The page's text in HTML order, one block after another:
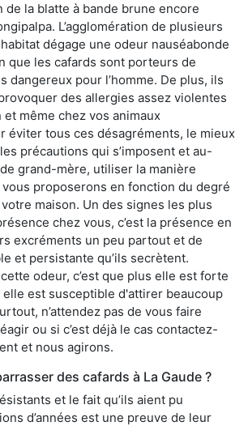
de la blatte à bande brune encore
L’agglomération de plusieurs
dégage une odeur nauséabonde
que les cafards sont porteurs de
dangereux pour l’homme. De plus, ils
des allergies assez violentes
et même chez vos animaux
éviter tous ces désagréments, le mieux
précautions qui s’imposent et au-
grand-mère, utiliser la manière
proposerons en fonction du degré
maison. Un des signes les plus
chez vous, c’est la présence en
excréments un peu partout et de
et persistante qu’ils secrètent.
odeur, c’est que plus elle est forte
est susceptible d'attirer beaucoup
n’attendez pas de vous faire
ou si c’est déjà le cas contactez-
et nous agirons.
des cafards à La Gaude ?
et le fait qu’ils aient pu
d’années est une preuve de leur